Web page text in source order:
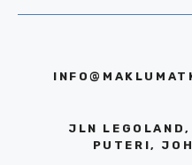
JLN
PUTERI,